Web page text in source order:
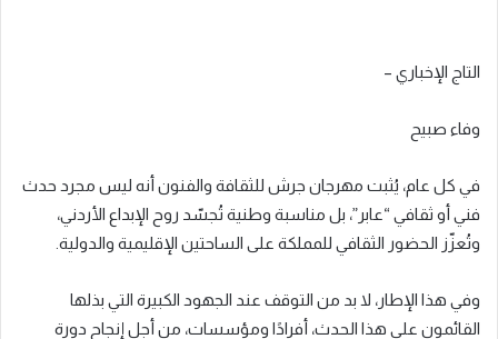
التاج الإخباري –
وفاء صبيح
في كل عام، يُثبت مهرجان جرش للثقافة والفنون أنه ليس مجرد حدث
فني أو ثقافي “عابر”، بل مناسبة وطنية تُجسّد روح الإبداع الأردني،
وتُعزّز الحضور الثقافي للمملكة على الساحتين الإقليمية والدولية.
وفي هذا الإطار، لا بد من التوقف عند الجهود الكبيرة التي بذلها
القائمون على هذا الحدث، أفرادًا ومؤسسات، من أجل إنجاح دورة